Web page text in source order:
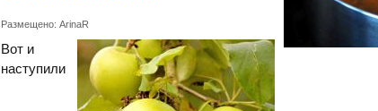
Размещено: ArinaR
Вот и
наступили